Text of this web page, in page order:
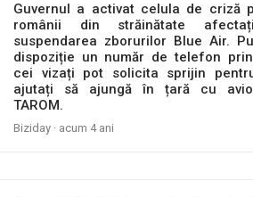
Guvernul a activat celula de criză
românii din străinătate
suspendarea zborurilor Blue Air.
dispoziție un număr de telefon
cei vizați pot solicita sprijin
ajutați să ajungă în țară cu
TAROM.
Biziday · acum 4 ani